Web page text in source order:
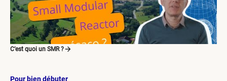
C’est quoi un SMR ?
Pour bien débuter